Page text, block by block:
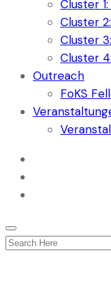
Cluster
Cluster
Cluster
Cluster
Outreach
FoKS